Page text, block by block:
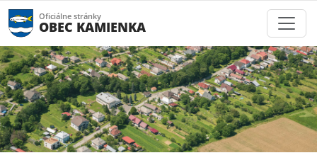
Oficiálne stránky
OBEC KAMIENKA